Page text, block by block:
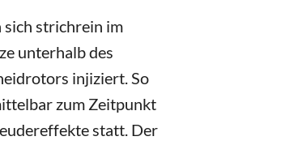
sich strichrein im
unterhalb des
injiziert. So
zum Zeitpunkt
statt. Der